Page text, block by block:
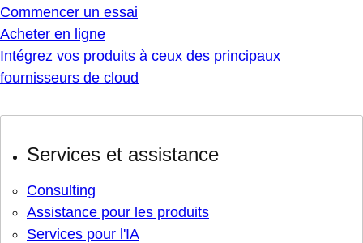
Commencer un essai
Acheter en ligne
Intégrez vos produits à ceux des principaux
fournisseurs de cloud
Services et assistance
Consulting
Assistance pour les produits
Services pour l'IA